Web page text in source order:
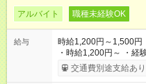
アルバイト 職種未経験OK
給与
時給1,200円～1,500円
・時給1,200円～ ・経
給実績あり 【試用期間】試用期間あり 試用期間の長さ：6ヶ月
雇用形態、給与は本採
交通費別途支給あり